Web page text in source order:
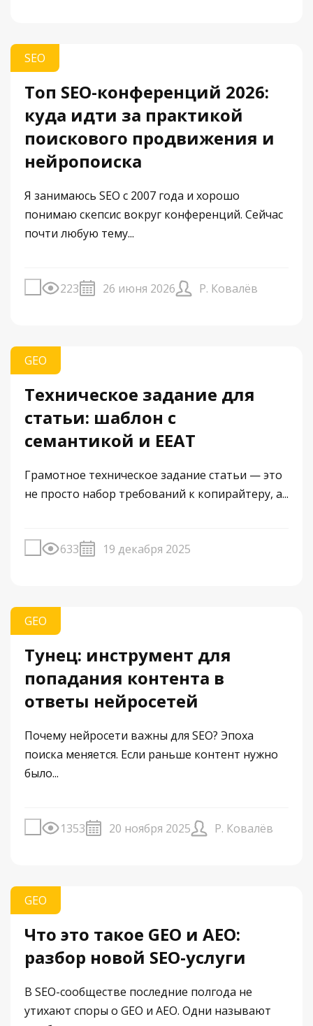
SEO
Топ SEO-конференций 2026:
куда идти за практикой
поискового продвижения и
нейропоиска
Я занимаюсь SEO с 2007 года и хорошо
понимаю скепсис вокруг конференций. Сейчас
почти любую тему...
223 26 июня 2026 Р. Ковалёв
GEO
Техническое задание для
статьи: шаблон с
семантикой и EEAT
Грамотное техническое задание статьи — это
не просто набор требований к копирайтеру, а...
633 19 декабря 2025
GEO
Тунец: инструмент для
попадания контента в
ответы нейросетей
Почему нейросети важны для SEO? Эпоха
поиска меняется. Если раньше контент нужно
было...
1353 20 ноября 2025 Р. Ковалёв
GEO
Что это такое GEO и AEO:
разбор новой SEO-услуги
В SEO-сообществе последние полгода не
утихают споры о GEO и AEO. Одни называют